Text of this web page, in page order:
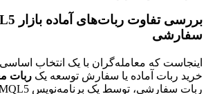
سفارشی
اینجاست که معامله‌گران با یک انتخاب
خرید ربات آماده یا سفارش توسعه یک ربات
ربات سفارشی، توسط یک برنامه‌نویس MQL5 بر اساس